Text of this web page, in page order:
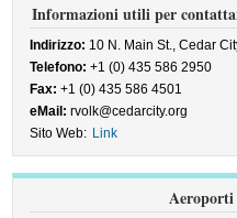
Informazioni utili per
Indirizzo: 10 N. Main St., Cedar
Telefono: +1 (0) 435 586 2950
Fax: +1 (0) 435 586 4501
eMail: rvolk@cedarcity.org
Sito Web: Link